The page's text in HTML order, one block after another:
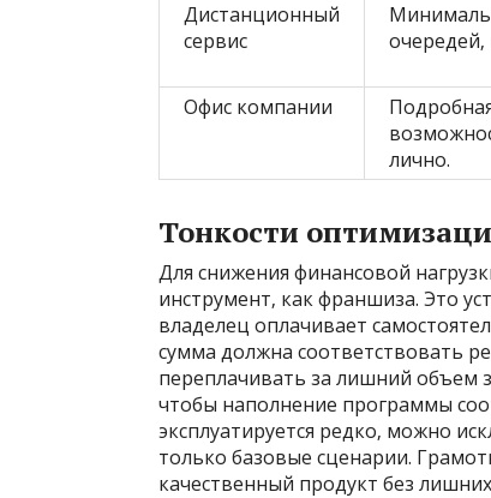
Дистанционный
сервис
Офис компании
лично.
Тонкости
Для снижения финансовой
инструмент‚ как франшиза. Это
владелец оплачивает
сумма должна соответствовать
переплачивать за лишний объем
чтобы наполнение программы
эксплуатируется редко‚ можно
только базовые сценарии.
качественный продукт без